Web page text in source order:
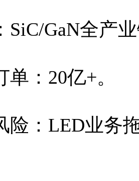
SiC/GaN全产
单：20亿+。
险：LED业务